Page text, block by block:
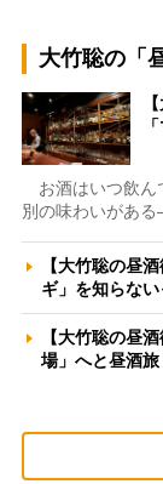
大竹聡の「
お酒はいつ飲ん
別の味わいがあ
【大竹聡の昼
ギ」を知らな
【大竹聡の昼
場」へと昼酒